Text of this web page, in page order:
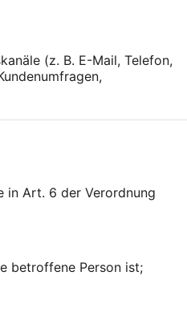
(z. B. E-Mail, Telefon,
in Art. 6 der Verordnung
betroffene Person ist;